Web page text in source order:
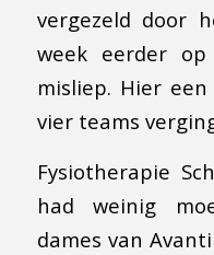
vergezeld door
week eerder
misliep. Hier
vier teams
Fysiotherapie
had weinig
dames van